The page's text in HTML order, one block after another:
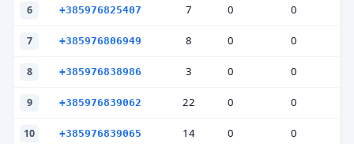
6 +385976825407 7 0 0
7 +385976806949 8 0 0
8 +385976838986 3 0 0
9 +385976839062 22 0 0
10 +385976839065 14 0 0